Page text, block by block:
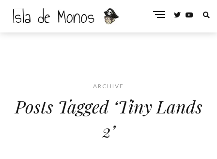
ARCHIVE
Posts Tagged ‘Tiny Lands
2’